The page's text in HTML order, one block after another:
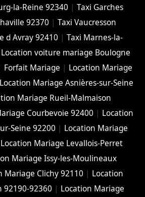
la-Reine 92340 | Taxi Garches
92370 |Taxi Vaucresson
d Avray 92410 | Taxi Marnes-la-
Location voiture mariage Boulogne
Forfait Mariage | Location Mariage
Location Mariage Asnières-sur-Seine
Mariage Rueil-Malmaison
Courbevoie 92400 | Location
Seine 92200 | Location Mariage
Location Mariage Levallois-Perret
Mariage Issy-les-Moulineaux
Mariage Clichy 92110 | Location
92190-92360 | Location Mariage